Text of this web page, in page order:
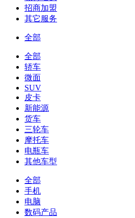
招商加盟
其它服务
全部
全部
轿车
微面
SUV
皮卡
新能源
货车
三轮车
摩托车
电瓶车
其他车型
全部
手机
电脑
数码产品